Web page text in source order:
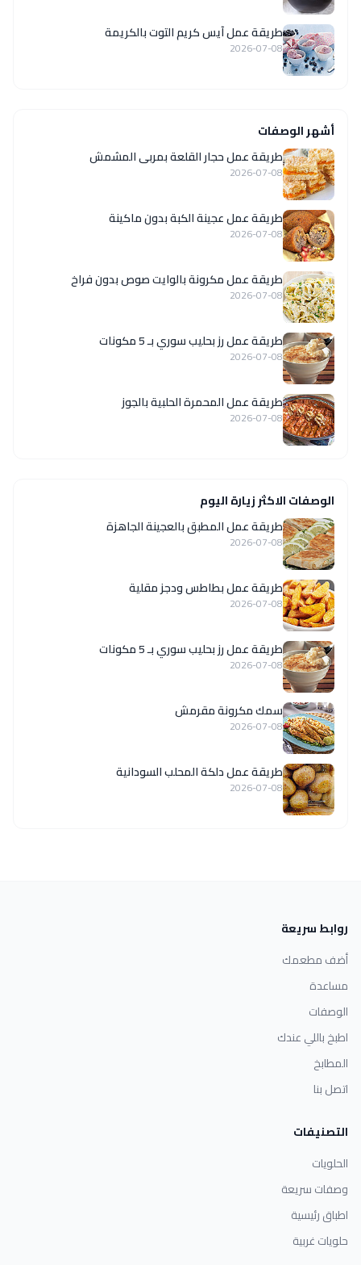
طريقة عمل آيس كريم التوت بالكريمة
2026-07-08
أشهر الوصفات
طريقة عمل حجار القلعة بمربى المشمش
2026-07-08
طريقة عمل عجينة الكبة بدون ماكينة
2026-07-08
طريقة عمل مكرونة بالوايت صوص بدون فراخ
2026-07-08
طريقة عمل رز بحليب سوري بـ 5 مكونات
2026-07-08
طريقة عمل المحمرة الحلبية بالجوز
2026-07-08
الوصفات الاكثر زيارة اليوم
طريقة عمل المطبق بالعجينة الجاهزة
2026-07-08
طريقة عمل بطاطس ودجز مقلية
2026-07-08
طريقة عمل رز بحليب سوري بـ 5 مكونات
2026-07-08
سمك مكرونة مقرمش
2026-07-08
طريقة عمل دلكة المحلب السودانية
2026-07-08
روابط سريعة
أضف مطعمك
مساعدة
الوصفات
اطبخ باللي عندك
المطابخ
اتصل بنا
التصنيفات
الحلويات
وصفات سريعة
اطباق رئيسية
حلويات غربية